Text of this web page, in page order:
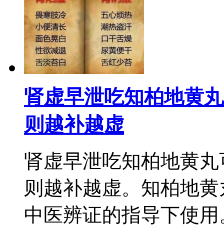
肾虚早泄吃知柏地黄
则越补越虚
肾虚早泄吃知柏地黄
则越补越虚。知柏地
中医辨证的指导下使